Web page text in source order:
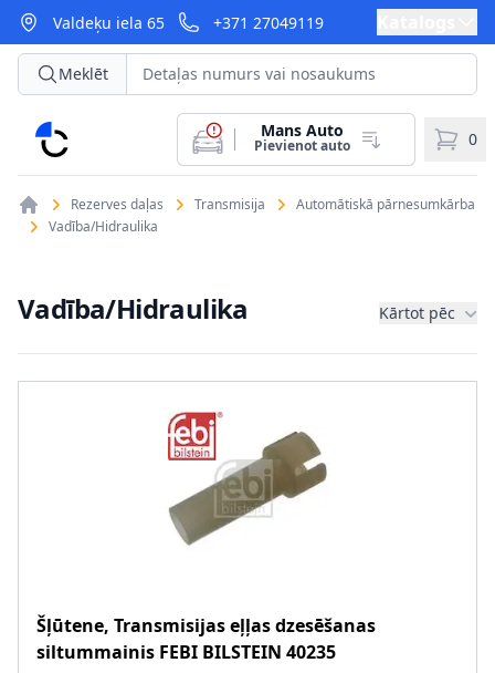
Valdeķu iela 65 +371 27049119
CarParts
Meklēt
Mans Auto
Pievienot auto 0
Rezerves daļas Transmisija
Automātiskā pārnesumkārba
Vadība/Hidraulika
Vadība/Hidraulika Kārtot pēc
Šļūtene, Transmisijas eļļas dzesēšanas
siltummainis FEBI BILSTEIN 40235